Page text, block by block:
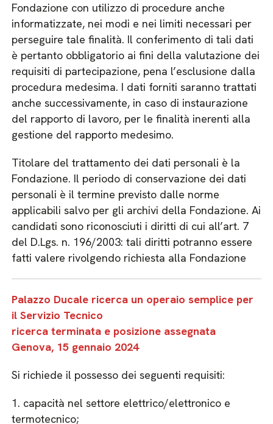
Fondazione con utilizzo di procedure anche
informatizzate, nei modi e nei limiti necessari per
perseguire tale finalità. Il conferimento di tali dati
è pertanto obbligatorio ai fini della valutazione dei
requisiti di partecipazione, pena l’esclusione dalla
procedura medesima. I dati forniti saranno trattati
anche successivamente, in caso di instaurazione
del rapporto di lavoro, per le finalità inerenti alla
gestione del rapporto medesimo.
Titolare del trattamento dei dati personali è la
Fondazione. Il periodo di conservazione dei dati
personali è il termine previsto dalle norme
applicabili salvo per gli archivi della Fondazione. Ai
candidati sono riconosciuti i diritti di cui all’art. 7
del D.Lgs. n. 196/2003: tali diritti potranno essere
fatti valere rivolgendo richiesta alla Fondazione
Palazzo Ducale ricerca un operaio semplice per
il Servizio Tecnico
ricerca terminata e posizione assegnata
Genova, 15 gennaio 2024
Si richiede il possesso dei seguenti requisiti:
1. capacità nel settore elettrico/elettronico e
termotecnico;